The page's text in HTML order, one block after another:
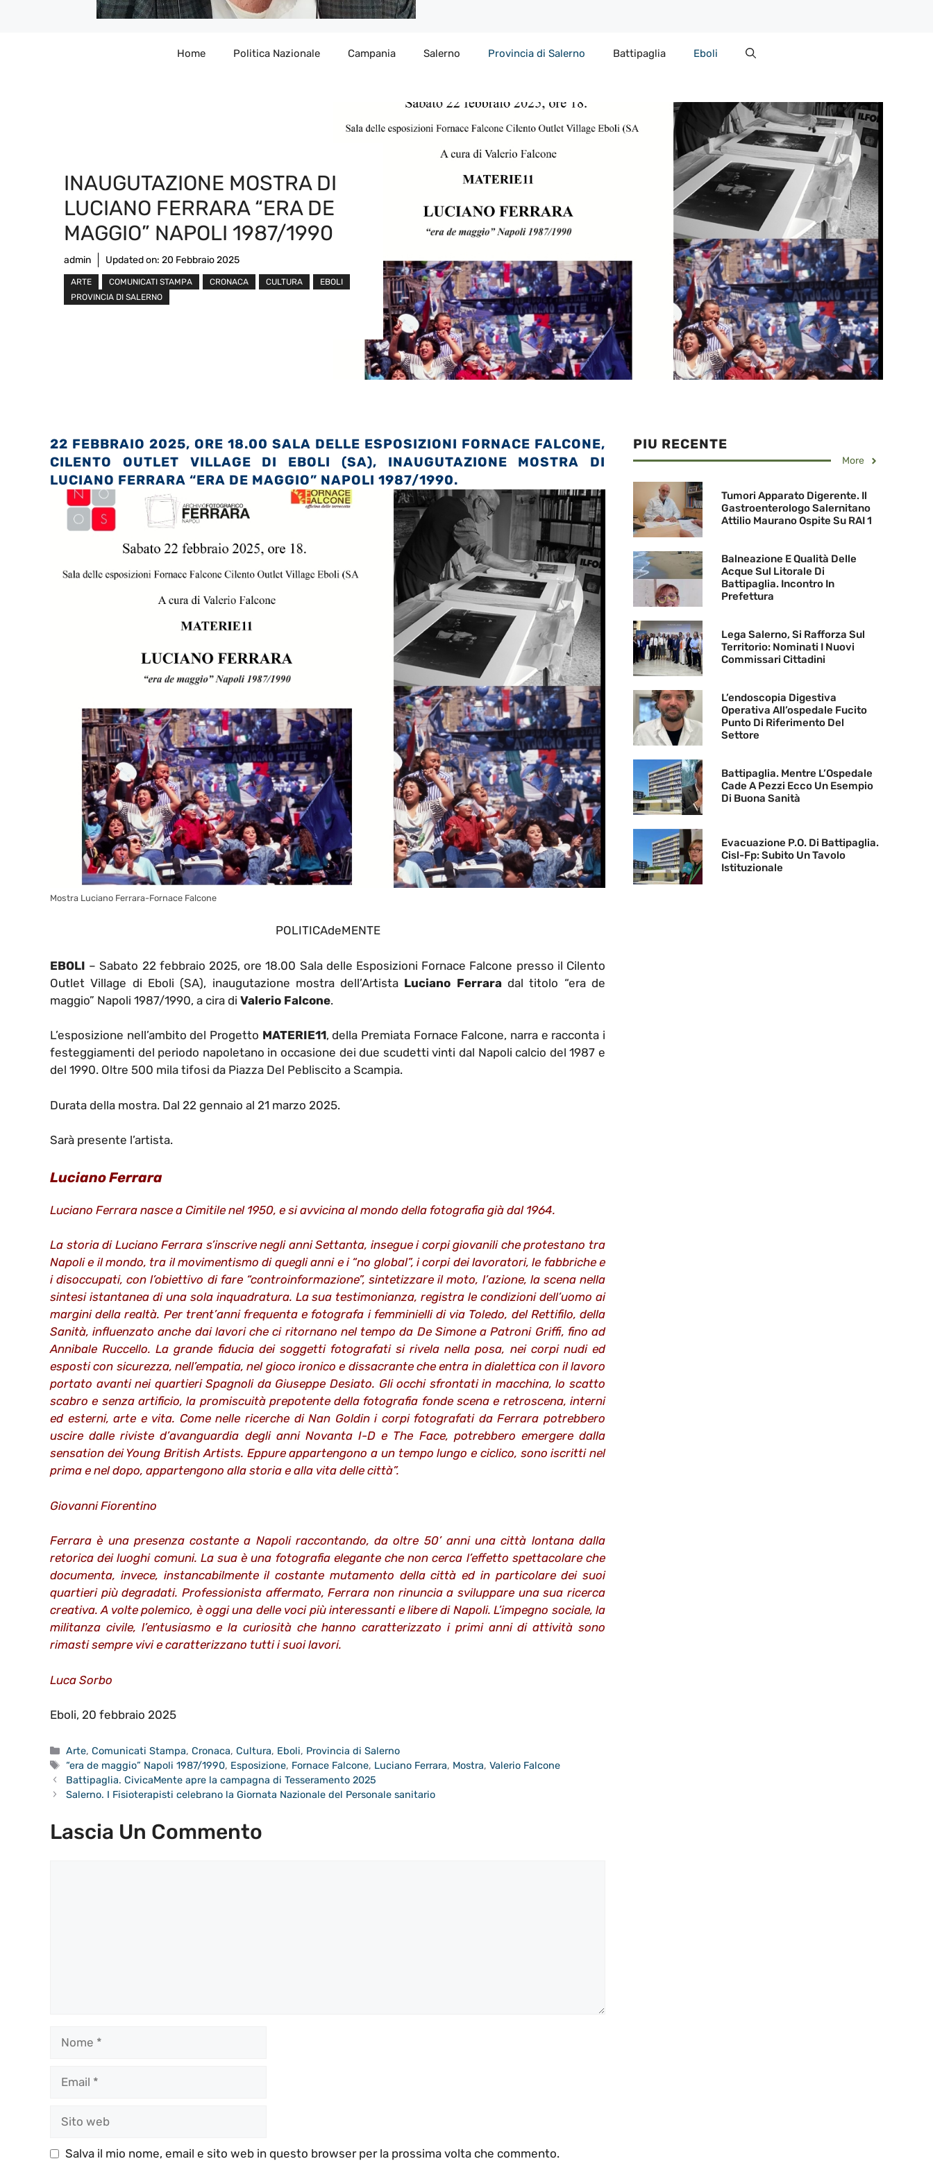
Home Politica Nazionale Campania Salerno Provincia di Salerno Battipaglia Eboli
INAUGUTAZIONE MOSTRA DI
LUCIANO FERRARA “ERA DE
MAGGIO” NAPOLI 1987/1990
admin Updated on: 20 Febbraio 2025
ARTE COMUNICATI STAMPA CRONACA CULTURA
EBOLI
PROVINCIA DI SALERNO
22 FEBBRAIO 2025, ORE 18.00 SALA DELLE ESPOSIZIONI FORNACE FALCONE,
CILENTO OUTLET VILLAGE DI EBOLI (SA), INAUGUTAZIONE MOSTRA DI
LUCIANO FERRARA “ERA DE MAGGIO” NAPOLI 1987/1990.
Mostra Luciano Ferrara-Fornace Falcone
POLITICAdeMENTE
EBOLI – Sabato 22 febbraio 2025, ore 18.00 Sala delle Esposizioni Fornace Falcone presso il Cilento
Outlet Village di Eboli (SA), inaugutazione mostra dell’Artista Luciano Ferraradal titolo “era de
maggio” Napoli 1987/1990, a cira di Valerio Falcone.
L’esposizione nell’ambito del Progetto MATERIE11, della Premiata Fornace Falcone, narra e racconta i
festeggiamenti del periodo napoletano in occasione dei due scudetti vinti dal Napoli calcio del 1987 e
del 1990. Oltre 500 mila tifosi da Piazza Del Pebliscito a Scampia.
Durata della mostra. Dal 22 gennaio al 21 marzo 2025.
Sarà presente l’artista.
Luciano Ferrara
Luciano Ferrara nasce a Cimitile nel 1950, e si avvicina al mondo della fotografia già dal 1964.
La storia di Luciano Ferrara s’inscrive negli anni Settanta, insegue i corpi giovanili che protestano tra
Napoli e il mondo, tra il movimentismo di quegli anni e i “no global”, i corpi dei lavoratori, le fabbriche e
i disoccupati, con l’obiettivo di fare “controinformazione”, sintetizzare il moto, l’azione, la scena nella
sintesi istantanea di una sola inquadratura. La sua testimonianza, registra le condizioni dell’uomo ai
margini della realtà. Per trent’anni frequenta e fotografa i femminielli di via Toledo, del Rettifilo, della
Sanità, influenzato anche dai lavori che ci ritornano nel tempo da De Simone a Patroni Griffi, fino ad
Annibale Ruccello. La grande fiducia dei soggetti fotografati si rivela nella posa, nei corpi nudi ed
esposti con sicurezza, nell’empatia, nel gioco ironico e dissacrante che entra in dialettica con il lavoro
portato avanti nei quartieri Spagnoli da Giuseppe Desiato. Gli occhi sfrontati in macchina, lo scatto
scabro e senza artificio, la promiscuità prepotente della fotografia fonde scena e retroscena, interni
ed esterni, arte e vita. Come nelle ricerche di Nan Goldin i corpi fotografati da Ferrara potrebbero
uscire dalle riviste d’avanguardia degli anni Novanta I-D e The Face, potrebbero emergere dalla
sensation dei Young British Artists. Eppure appartengono a un tempo lungo e ciclico, sono iscritti nel
prima e nel dopo, appartengono alla storia e alla vita delle città”.
Giovanni Fiorentino
Ferrara è una presenza costante a Napoli raccontando, da oltre 50’ anni una città lontana dalla
retorica dei luoghi comuni. La sua è una fotografia elegante che non cerca l’effetto spettacolare che
documenta, invece, instancabilmente il costante mutamento della città ed in particolare dei suoi
quartieri più degradati. Professionista affermato, Ferrara non rinuncia a sviluppare una sua ricerca
creativa. A volte polemico, è oggi una delle voci più interessanti e libere di Napoli. L’impegno sociale, la
militanza civile, l’entusiasmo e la curiosità che hanno caratterizzato i primi anni di attività sono
rimasti sempre vivi e caratterizzano tutti i suoi lavori.
Luca Sorbo
Eboli, 20 febbraio 2025
Categorie
Arte,Comunicati Stampa,Cronaca,Cultura, Eboli, Provincia di Salerno
Tag
“era de maggio” Napoli 1987/1990, Esposizione, Fornace Falcone, Luciano Ferrara, Mostra,Valerio Falcone
Battipaglia. CivicaMente apre la campagna di Tesseramento 2025
Salerno. I Fisioterapisti celebrano la Giornata Nazionale del Personale sanitario
Lascia Un Commento
Salva il mio nome, email e sito web in questo browser per la prossima volta che commento.
PIU RECENTE
More
Tumori Apparato Digerente. Il
Gastroenterologo Salernitano
Attilio Maurano Ospite Su RAI 1
Balneazione E Qualità Delle
Acque Sul Litorale Di
Battipaglia. Incontro In
Prefettura
Lega Salerno, Si Rafforza Sul
Territorio: Nominati I Nuovi
Commissari Cittadini
L’endoscopia Digestiva
Operativa All’ospedale Fucito
Punto Di Riferimento Del
Settore
Battipaglia. Mentre L’Ospedale
Cade A Pezzi Ecco Un Esempio
Di Buona Sanità
Evacuazione P.O. Di Battipaglia.
Cisl-Fp: Subito Un Tavolo
Istituzionale